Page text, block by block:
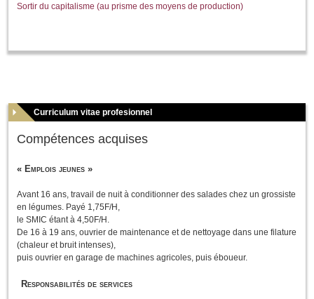
Sortir du capitalisme (au prisme des moyens de production)
Curriculum vitae profesionnel
Compétences acquises
« Emplois jeunes »
Avant 16 ans, travail de nuit à conditionner des salades chez un grossiste
en légumes. Payé 1,75F/H,
le SMIC étant à 4,50F/H.
De 16 à 19 ans, ouvrier de maintenance et de nettoyage dans une filature
(chaleur et bruit intenses),
puis ouvrier en garage de machines agricoles, puis éboueur.
Responsabilités de services